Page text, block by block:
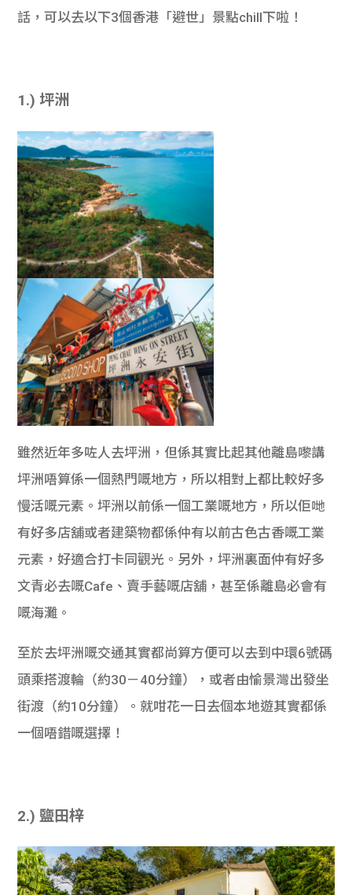
學生
話，可以去以下3個香港「避世」景點chill下啦！
1.) 坪洲
雖然近年多咗人去坪洲，但係其實比起其他離島嚟講
坪洲唔算係一個熱門嘅地方，所以相對上都比較好多
慢活嘅元素。坪洲以前係一個工業嘅地方，所以佢哋
有好多店舖或者建築物都係仲有以前古色古香嘅工業
元素，好適合打卡同觀光。另外，坪洲裏面仲有好多
文青必去嘅Cafe、賣手藝嘅店舖，甚至係離島必會有
嘅海灘。
至於去坪洲嘅交通其實都尚算方便可以去到中環6號碼
頭乘搭渡輪（約30－40分鐘），或者由愉景灣出發坐
街渡（約10分鐘）。就咁花一日去個本地遊其實都係
一個唔錯嘅選擇！
2.) 鹽田梓